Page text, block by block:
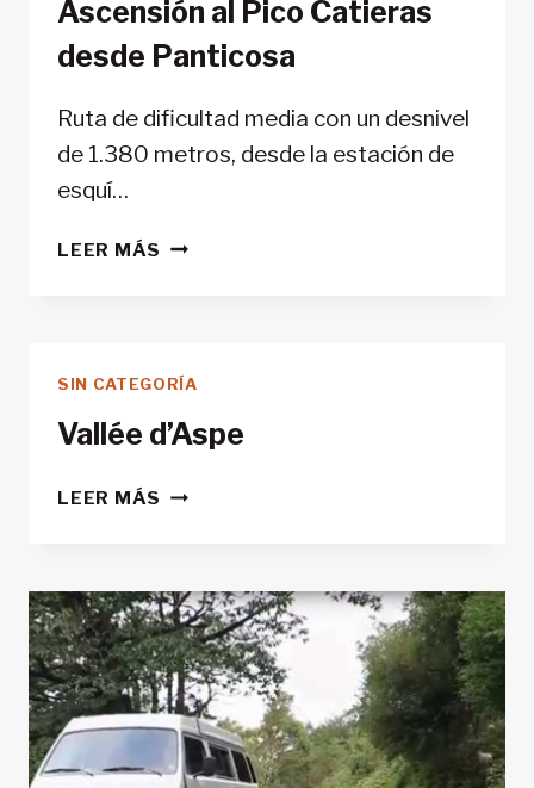
Ascensión al Pico Catieras
desde Panticosa
Ruta de dificultad media con un desnivel
de 1.380 metros, desde la estación de
esquí…
LEER MÁS ASCENSIÓN
PANTICOSA
SIN CATEGORÍA
Vallée d’Aspe
LEER MÁS VALLÉE